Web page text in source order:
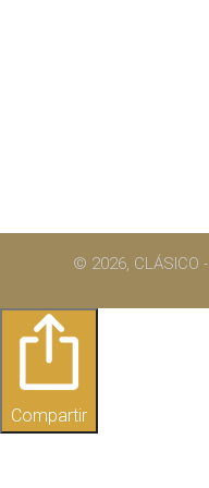
© 2026,
Compartir